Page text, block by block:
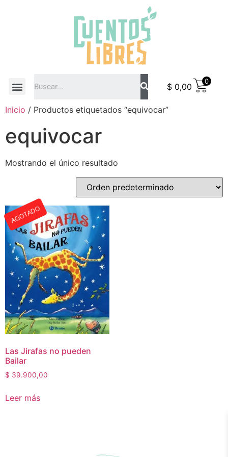
$ 0,00
0
Inicio / Productos etiquetados “equivocar”
equivocar
Mostrando el único resultado
AGOTADO
Las Jirafas no pueden
Bailar
$ 39.900,00
Leer más